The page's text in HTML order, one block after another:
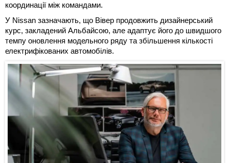
координації між командами.
У Nissan зазначають, що Вівер продовжить дизайнерський
курс, закладений Альбайсою, але адаптує його до швидшого
темпу оновлення модельного ряду та збільшення кількості
електрифікованих автомобілів.